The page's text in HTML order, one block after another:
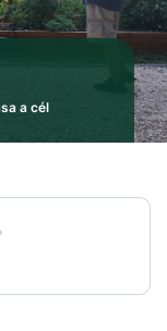
a cél